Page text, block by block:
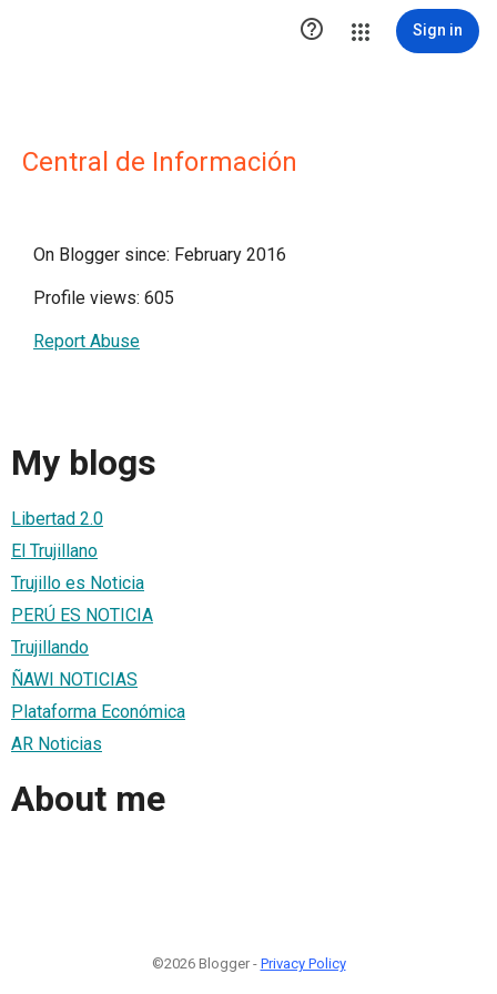
 Sign in
Central de Información
On Blogger since: February 2016
Profile views: 605
Report Abuse
My blogs
Libertad 2.0
El Trujillano
Trujillo es Noticia
PERÚ ES NOTICIA
Trujillando
ÑAWI NOTICIAS
Plataforma Económica
AR Noticias
About me
©2026 Blogger - Privacy Policy